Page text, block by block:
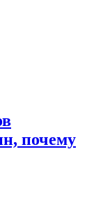
почему